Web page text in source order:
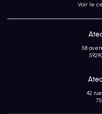
Voir le
58
42